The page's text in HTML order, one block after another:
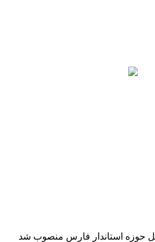
حوزه استاندار فارس منصوب شد